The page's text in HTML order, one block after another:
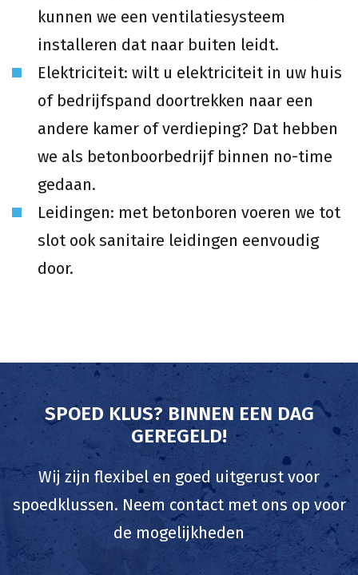
kunnen we een ventilatiesysteem
installeren dat naar buiten leidt.
Elektriciteit: wilt u elektriciteit in uw huis
of bedrijfspand doortrekken naar een
andere kamer of verdieping? Dat hebben
we als betonboorbedrijf binnen no-time
gedaan.
Leidingen: met betonboren voeren we tot
slot ook sanitaire leidingen eenvoudig
door.
SPOED KLUS? BINNEN EEN DAG
GEREGELD!
Wij zijn flexibel en goed uitgerust voor
spoedklussen. Neem contact met ons op voor
de mogelijkheden